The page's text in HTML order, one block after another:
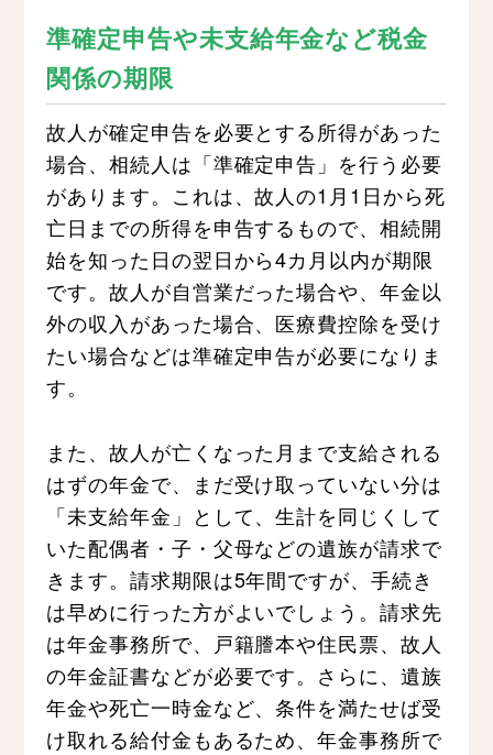
準確定申告や未支給年金など税金
関係の期限
故人が確定申告を必要とする所得があった
場合、相続人は「準確定申告」を行う必要
があります。これは、故人の1月1日から死
亡日までの所得を申告するもので、相続開
始を知った日の翌日から4カ月以内が期限
です。故人が自営業だった場合や、年金以
外の収入があった場合、医療費控除を受け
たい場合などは準確定申告が必要になりま
す。
また、故人が亡くなった月まで支給される
はずの年金で、まだ受け取っていない分は
「未支給年金」として、生計を同じくして
いた配偶者・子・父母などの遺族が請求で
きます。請求期限は5年間ですが、手続き
は早めに行った方がよいでしょう。請求先
は年金事務所で、戸籍謄本や住民票、故人
の年金証書などが必要です。さらに、遺族
年金や死亡一時金など、条件を満たせば受
け取れる給付金もあるため、年金事務所で